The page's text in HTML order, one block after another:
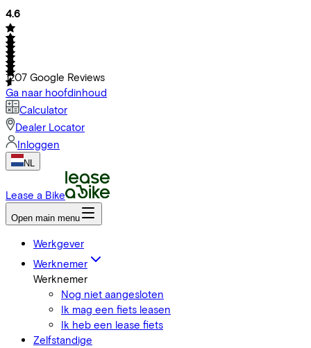
4.6
1207 Google Reviews
Ga naar hoofdinhoud
Calculator
Dealer Locator
Inloggen
NL
Lease a Bike
Open main menu
Werkgever
Werknemer
Werknemer
Nog niet aangesloten
Ik mag een fiets leasen
Ik heb een lease fiets
Zelfstandige